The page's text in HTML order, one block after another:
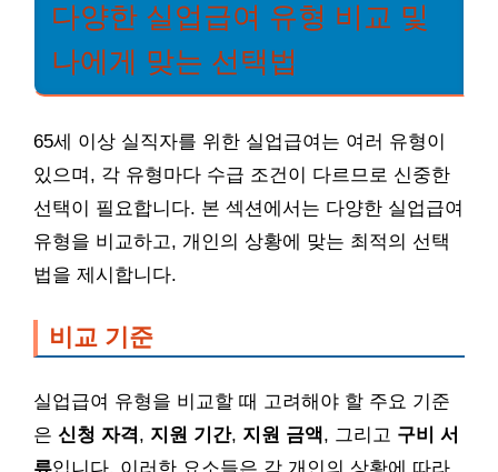
다양한 실업급여 유형 비교 및
나에게 맞는 선택법
65세 이상 실직자를 위한 실업급여는 여러 유형이
있으며, 각 유형마다 수급 조건이 다르므로 신중한
선택이 필요합니다. 본 섹션에서는 다양한 실업급여
유형을 비교하고, 개인의 상황에 맞는 최적의 선택
법을 제시합니다.
비교 기준
실업급여 유형을 비교할 때 고려해야 할 주요 기준
은 신청 자격, 지원 기간, 지원 금액, 그리고 구비 서